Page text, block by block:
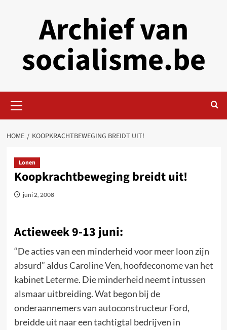
Archief van
socialisme.be
Menu
HOME KOOPKRACHTBEWEGING BREIDT UIT!
Lonen
Koopkrachtbeweging breidt uit!
juni 2, 2008
Actieweek 9-13 juni:
“De acties van een minderheid voor meer loon zijn
absurd” aldus Caroline Ven, hoofdeconome van het
kabinet Leterme. Die minderheid neemt intussen
alsmaar uitbreiding. Wat begon bij de
onderaannemers van autoconstructeur Ford,
breidde uit naar een tachtigtal bedrijven in